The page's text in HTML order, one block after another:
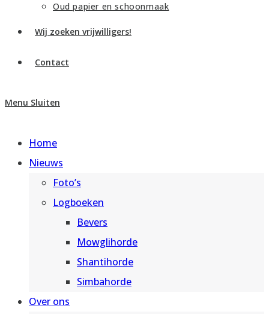
Oud papier en schoonmaak
Wij zoeken vrijwilligers!
Contact
Menu Sluiten
Home
Nieuws
Foto’s
Logboeken
Bevers
Mowglihorde
Shantihorde
Simbahorde
Over ons